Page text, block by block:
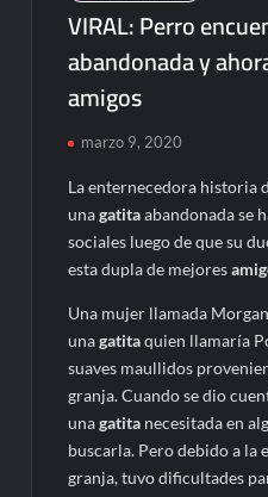
VIRAL: Perro
abandonada y
amigos
marzo 9, 2020
La enternecedora historia
unagatitaabandonada se
sociales luego de que su
esta dupla de mejores
Una mujer llamada
unagatitaquien llamaría
suaves maullidos
granja. Cuando se dio
unagatita necesitada en
buscarla. Pero debido a la
granja, tuvo dificultades